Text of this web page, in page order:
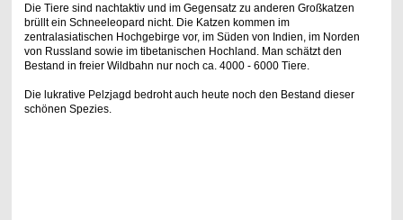
Die Tiere sind nachtaktiv und im Gegensatz zu anderen Großkatzen
brüllt ein Schneeleopard nicht. Die Katzen kommen im
zentralasiatischen Hochgebirge vor, im Süden von Indien, im Norden
von Russland sowie im tibetanischen Hochland. Man schätzt den
Bestand in freier Wildbahn nur noch ca. 4000 - 6000 Tiere.
Die lukrative Pelzjagd bedroht auch heute noch den Bestand dieser
schönen Spezies.